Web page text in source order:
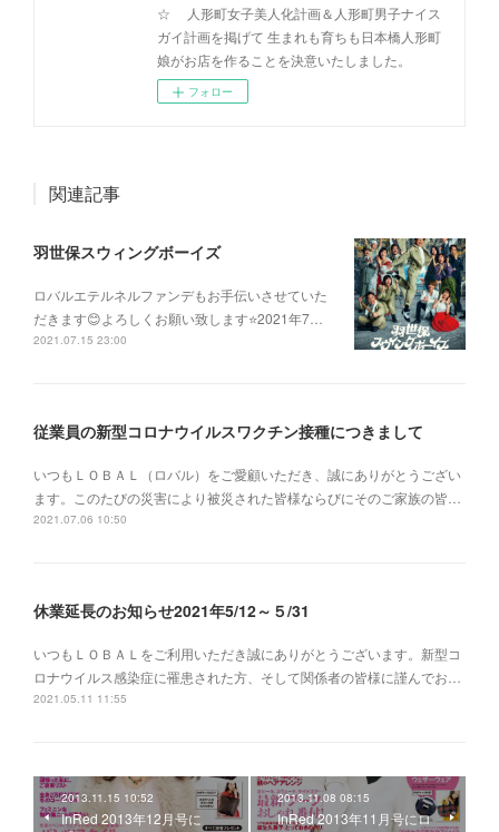
☆ 人形町女子美人化計画＆人形町男子ナイス
ガイ計画を掲げて 生まれも育ちも日本橋人形町
娘がお店を作ることを決意いたしました。
フォロー
関連記事
羽世保スウィングボーイズ
ロバルエテルネルファンデもお手伝いさせていた
だきます😊よろしくお願い致します⭐️2021年7…
2021.07.15 23:00
従業員の新型コロナウイルスワクチン接種につきまして
いつもＬＯＢＡＬ（ロバル）をご愛顧いただき、誠にありがとうござい
ます。このたびの災害により被災された皆様ならびにそのご家族の皆…
2021.07.06 10:50
休業延長のお知らせ2021年5/12～５/31
いつもＬＯＢＡＬをご利用いただき誠にありがとうございます。新型コ
ロナウイルス感染症に罹患された方、そして関係者の皆様に謹んでお…
2021.05.11 11:55
2013.11.15 10:52
InRed 2013年12月号に
2013.11.08 08:15
InRed 2013年11月号にロ